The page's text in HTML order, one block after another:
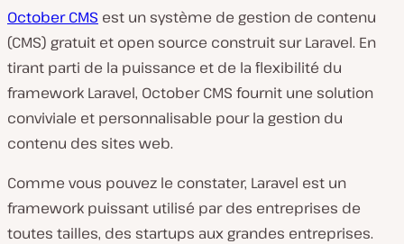
October CMS est un système de gestion de contenu
(CMS) gratuit et open source construit sur Laravel. En
tirant parti de la puissance et de la flexibilité du
framework Laravel, October CMS fournit une solution
conviviale et personnalisable pour la gestion du
contenu des sites web.
Comme vous pouvez le constater, Laravel est un
framework puissant utilisé par des entreprises de
toutes tailles, des startups aux grandes entreprises.